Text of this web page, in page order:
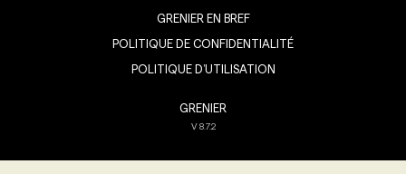
GRENIER EN BREF
POLITIQUE DE CONFIDENTIALITÉ
POLITIQUE D’UTILISATION
GRENIER
V8.7.2